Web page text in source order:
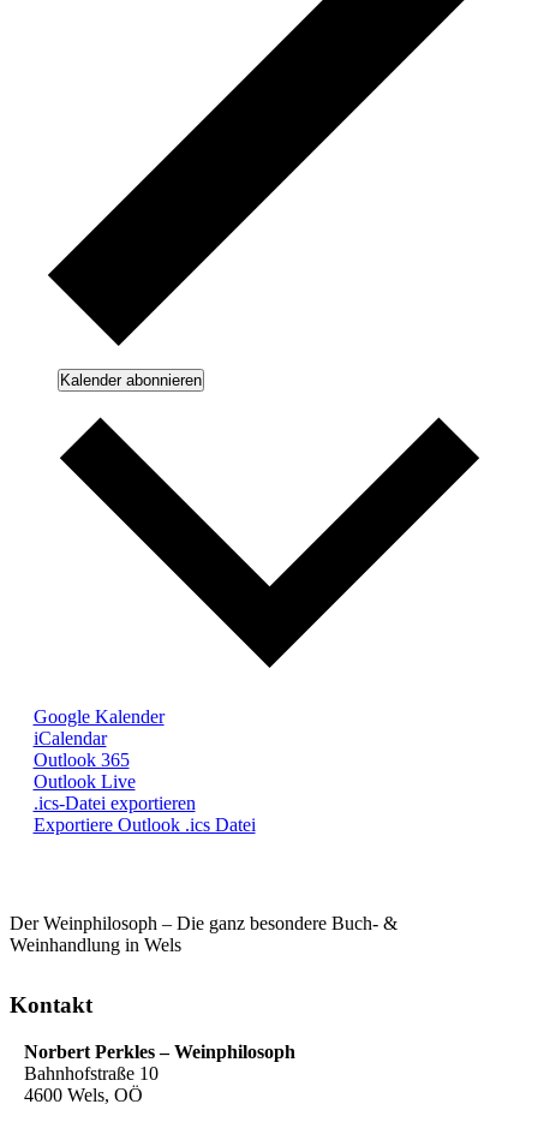
Kalender abonnieren
Google Kalender
iCalendar
Outlook 365
Outlook Live
.ics-Datei exportieren
Exportiere Outlook .ics Datei
Der Weinphilosoph – Die ganz besondere Buch- &
Weinhandlung in Wels
Kontakt
Norbert Perkles – Weinphilosoph
Bahnhofstraße 10
4600 Wels, OÖ